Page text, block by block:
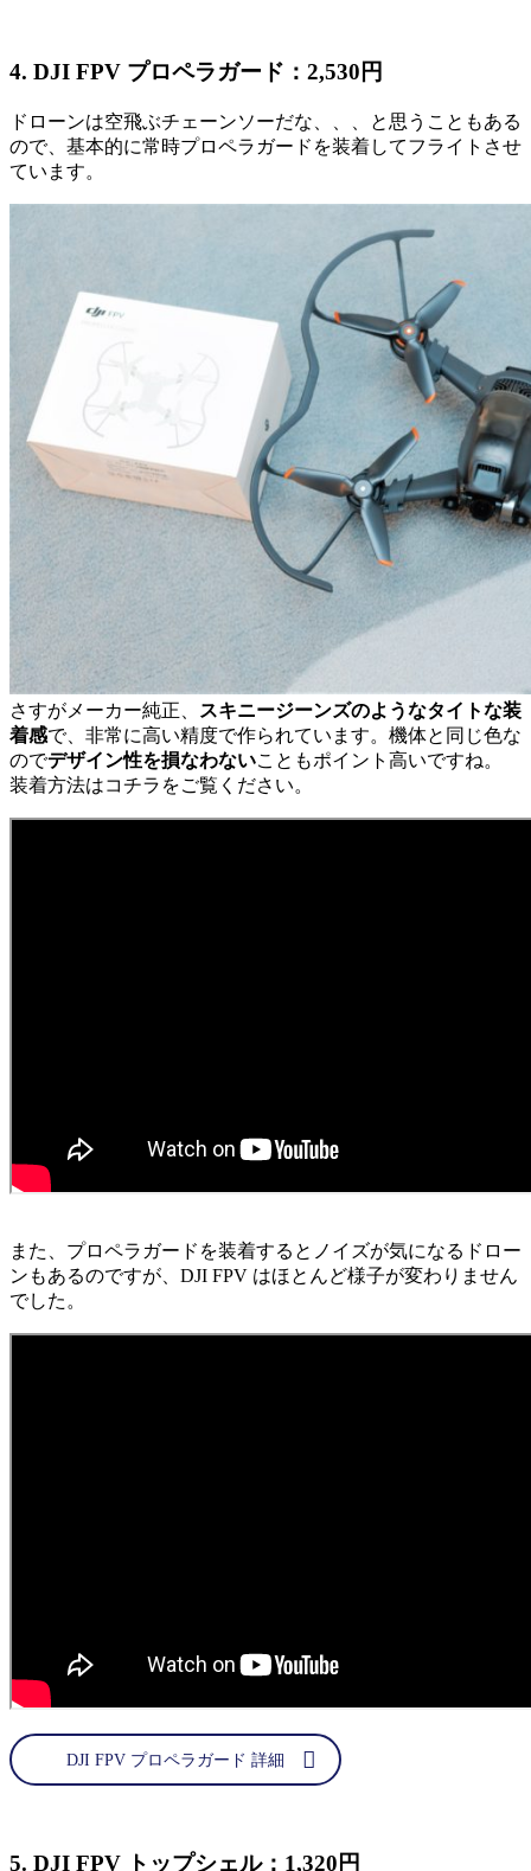
4. DJI FPV プロペラガード：2,530円
ドローンは空飛ぶチェーンソーだな、、、と思うこともある
ので、基本的に常時プロペラガードを装着してフライトさせ
ています。
さすがメーカー純正、
スキニージーンズのようなタイトな装
着感で、非常に高い精度で作られています。機体と同じ色な
のでデザイン性を損なわないこともポイント高いですね。
装着方法はコチラをご覧ください。
また、プロペラガードを装着するとノイズが気になるドロー
ンもあるのですが、DJI FPV はほとんど様子が変わりません
でした。
DJI FPV プロペラガード 詳細
5. DJI FPV トップシェル：1,320円